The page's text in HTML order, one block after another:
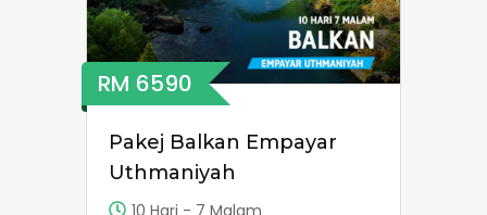
RM 6590
Pakej Balkan Empayar
Uthmaniyah